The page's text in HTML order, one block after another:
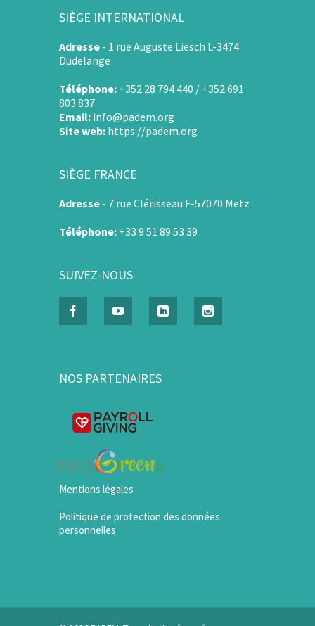
SIÈGE INTERNATIONAL
Adresse - 1 rue Auguste Liesch L-3474
Dudelange
Téléphone: +352 28 794 440 / +352 691
803 837
Email: info@padem.org
Site web: https://padem.org
SIÈGE FRANCE
Adresse - 7 rue Clérisseau F-57070 Metz
Téléphone: +33 9 51 89 53 39
SUIVEZ-NOUS
NOS PARTENAIRES
Mentions légales
Politique de protection des données
personnelles